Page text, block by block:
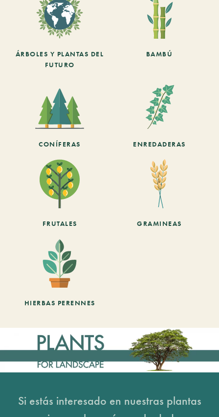
ÁRBOLES Y PLANTAS DEL
FUTURO
BAMBÚ
CONÍFERAS ENREDADERAS
FRUTALES GRAMINEAS
HIERBAS PERENNES
Si estás interesado en nuestras plantas